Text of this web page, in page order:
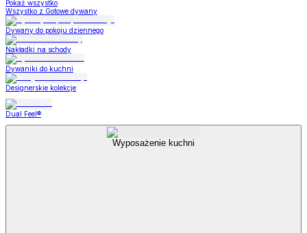
Pokaż wszystko
Wszystko z Gotowe dywany
Dywany do pokoju dziennego
Nakładki na schody
Dywaniki do kuchni
Designerskie kolekcje
Dual Feel®
Wyposażenie kuchni